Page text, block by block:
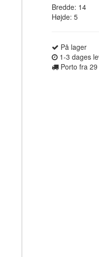
Bredde: 14
Højde: 5
På lager
1-3 dages
Porto fra